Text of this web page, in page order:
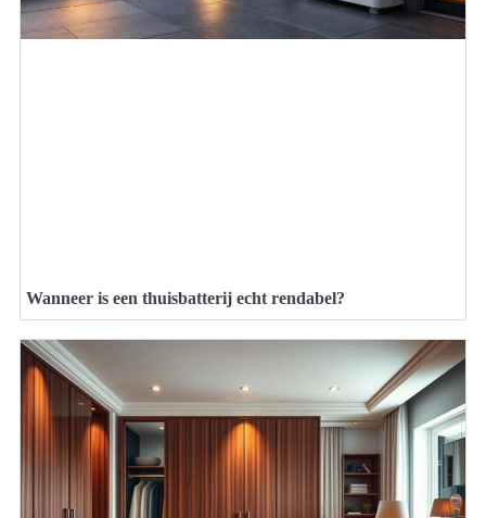
Wanneer is een thuisbatterij echt rendabel?